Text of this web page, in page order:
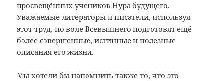
просвещённых учеников Нура будущего.
Уважаемые литераторы и писатели, используя
этот труд, по воле Всевышнего подготовят ещё
более совершенные, истинные и полезные
описания его жизни.
Мы хотели бы напомнить также то, что это